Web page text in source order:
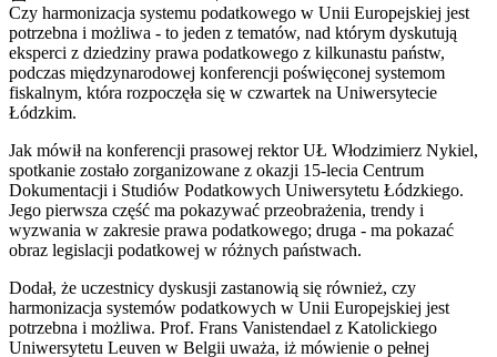
Czy harmonizacja systemu podatkowego w Unii Europejskiej jest
potrzebna i możliwa - to jeden z tematów, nad którym dyskutują
eksperci z dziedziny prawa podatkowego z kilkunastu państw,
podczas międzynarodowej konferencji poświęconej systemom
fiskalnym, która rozpoczęła się w czwartek na Uniwersytecie
Łódzkim.
Jak mówił na konferencji prasowej rektor UŁ Włodzimierz Nykiel,
spotkanie zostało zorganizowane z okazji 15-lecia Centrum
Dokumentacji i Studiów Podatkowych Uniwersytetu Łódzkiego.
Jego pierwsza część ma pokazywać przeobrażenia, trendy i
wyzwania w zakresie prawa podatkowego; druga - ma pokazać
obraz legislacji podatkowej w różnych państwach.
Dodał, że uczestnicy dyskusji zastanowią się również, czy
harmonizacja systemów podatkowych w Unii Europejskiej jest
potrzebna i możliwa. Prof. Frans Vanistendael z Katolickiego
Uniwersytetu Leuven w Belgii uważa, iż mówienie o pełnej